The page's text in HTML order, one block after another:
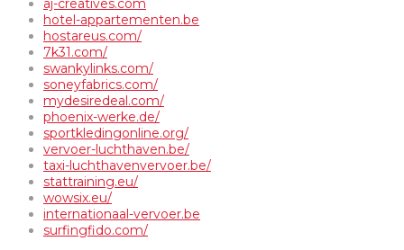
aj-creatives.com
hotel-appartementen.be
hostareus.com/
7k31.com/
swankylinks.com/
soneyfabrics.com/
mydesiredeal.com/
phoenix-werke.de/
sportkledingonline.org/
vervoer-luchthaven.be/
taxi-luchthavenvervoer.be/
stattraining.eu/
wowsix.eu/
internationaal-vervoer.be
surfingfido.com/